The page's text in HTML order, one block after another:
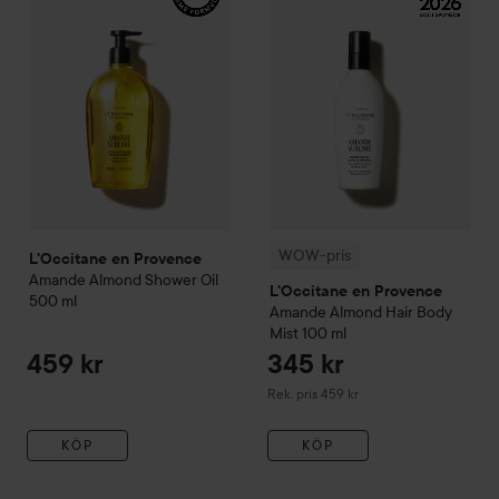
L'Occitane en Provence
Amande Almond Shower Oil
500 ml
459 kr
KÖP
WOW-pris
L'Occitane en Provence
Amande Almond Hair Body
Mist 100 ml
345 kr
Rek. pris 459 kr
Rekommenderat pris 459 kr
KÖP